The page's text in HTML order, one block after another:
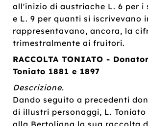
all'inizio di austriache L. 6 per i
e L. 9 per quanti si iscrivevano
rappresentavano, ancora, la
trimestralmente ai fruitori.
RACCOLTA TONIATO -
Toniato 1881 e 1897
Descrizione.
Dando seguito a precedenti
di illustri personaggi, L.
alla Bertoliana la sua raccolta